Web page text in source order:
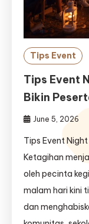
Tips Event
Tips Event
Bikin
June 5, 2026
Tips Event
Ketagihan
oleh pecinta
malam hari kini
dan